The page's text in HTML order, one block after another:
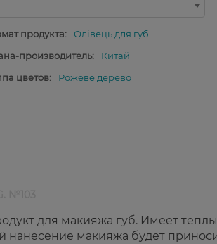
продукта:
Олівець для губ
производитель:
Китай
цветов:
Рожеве дерево
для макияжа губ. Имеет
нанесение макияжа будет